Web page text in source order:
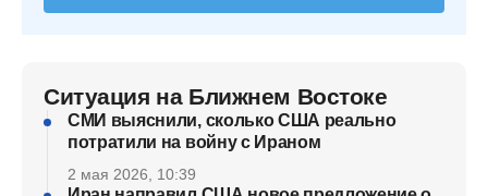
Ситуация на Ближнем Востоке
СМИ выяснили, сколько США реально
потратили на войну с Ираном
2 мая 2026, 10:39